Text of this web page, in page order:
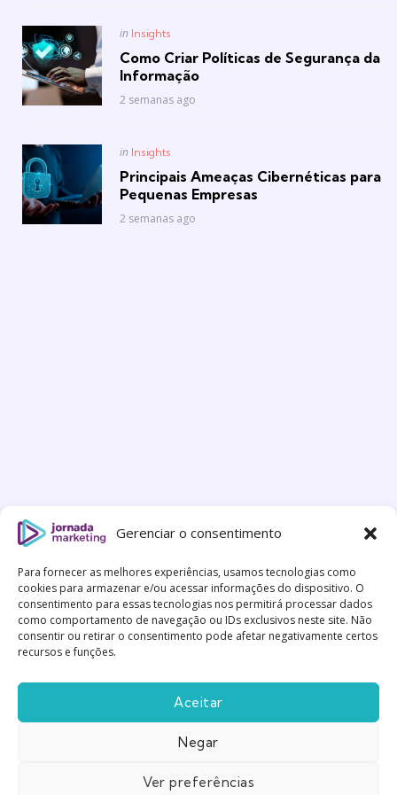
Gerenciar o consentimento
Para fornecer as melhores experiências, usamos tecnologias como
cookies para armazenar e/ou acessar informações do dispositivo. O
consentimento para essas tecnologias nos permitirá processar dados
como comportamento de navegação ou IDs exclusivos neste site. Não
consentir ou retirar o consentimento pode afetar negativamente certos
recursos e funções.
Aceitar
Negar
Ver preferências
Posted
in Insights
Como Criar Políticas de Segurança da
Informação
2 semanas ago
Posted
in Insights
Principais Ameaças Cibernéticas para
Pequenas Empresas
2 semanas ago
Política de Privacidade